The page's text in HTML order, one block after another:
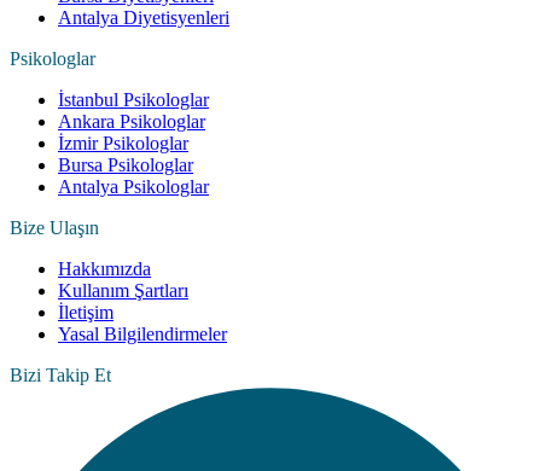
Antalya Diyetisyenleri
Psikologlar
İstanbul Psikologlar
Ankara Psikologlar
İzmir Psikologlar
Bursa Psikologlar
Antalya Psikologlar
Bize Ulaşın
Hakkımızda
Kullanım Şartları
İletişim
Yasal Bilgilendirmeler
Bizi Takip Et